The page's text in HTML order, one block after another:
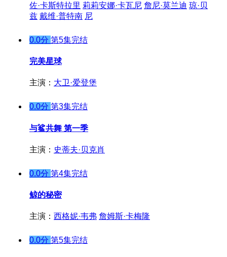
佐·卡斯特拉里 莉莉安娜·卡瓦尼 詹尼·莫兰迪 琼·贝
兹 戴维·普特南 尼
0.0分 第5集完结
完美星球
主演： 大卫·爱登堡
0.0分 第3集完结
与鲨共舞 第一季
主演： 史蒂夫·贝克肖
0.0分 第4集完结
鲸的秘密
主演： 西格妮·韦弗 詹姆斯·卡梅隆
0.0分 第5集完结